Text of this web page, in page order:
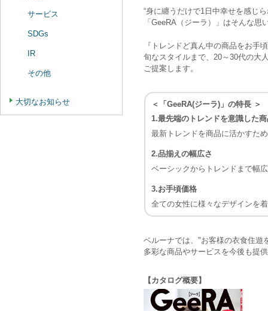
“身に纏うだけで1日中幸せを感じ
「GeeRA（ジーラ）」はそんな
『トレンドど真ん中の商品をお手
旬なスタイルまで、20～30代の大
ご提案します。
＜「GeeRA(ジーラ)」の特長 ＞
1.最先端のトレンドを意識した
最新トレンドを商品に活かすた
2.品揃えの幅広さ
ベーシックからトレンドまで幅
3.お手頃価格
全ての女性に様々なデザインを
ベルーナでは、"お客様の衣食住遊
多彩な商品やサービスを今後も提
【カタログ概要】
サービス
SDGs
IR
その他
大切なお知らせ